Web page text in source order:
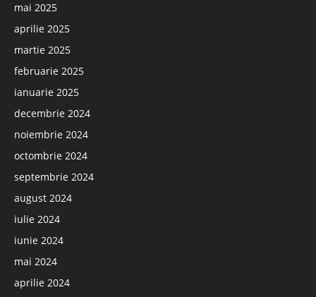
mai 2025
aprilie 2025
martie 2025
februarie 2025
ianuarie 2025
decembrie 2024
noiembrie 2024
octombrie 2024
septembrie 2024
august 2024
iulie 2024
iunie 2024
mai 2024
aprilie 2024